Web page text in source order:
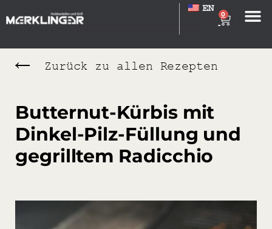
0
EN
Zurück zu allen Rezepten
Butternut-Kürbis mit
Dinkel-Pilz-Füllung und
gegrilltem Radicchio